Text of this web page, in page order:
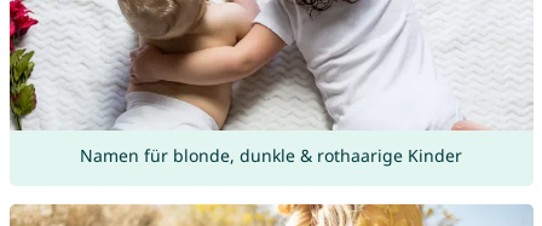
Namen für blonde, dunkle & rothaarige Kinder